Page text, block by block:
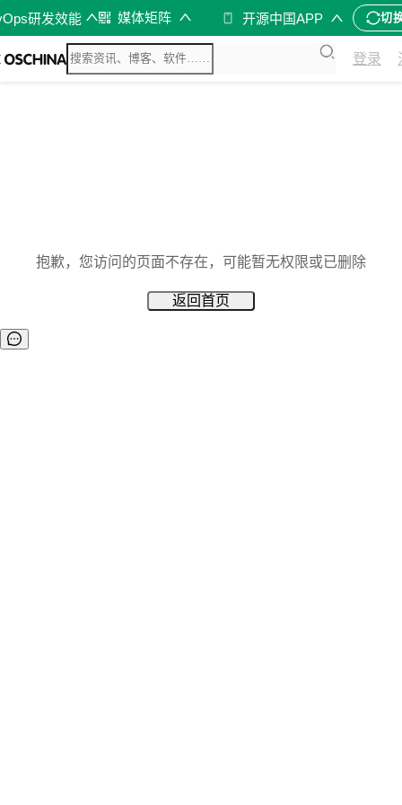
研发效能 媒体矩阵 开源中国APP 切
登录
抱歉，您访问的页面不存在，可能暂无权限或已删除
返回首页